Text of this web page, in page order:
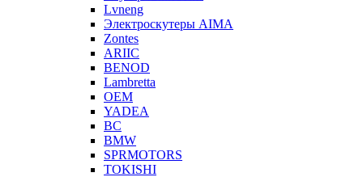
Lvneng
Электроскутеры AIMA
Zontes
ARIIC
BENOD
Lambretta
OEM
YADEA
BC
BMW
SPRMOTORS
TOKISHI